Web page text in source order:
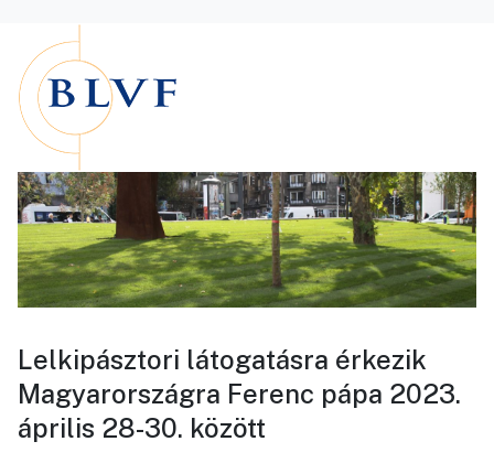
Lelkipásztori látogatásra érkezik
Magyarországra Ferenc pápa 2023.
április 28-30. között